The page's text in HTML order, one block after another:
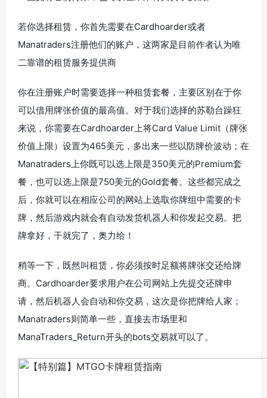
若你选择租赁，你首先需要在Cardhoarder或者
Manatraders注册他们的账户，这两家是目前作者认为唯
二靠谱的租赁服务提供商
你在注册账户时需要选择一种租赁套餐，主要区别在于你
可以借用牌张价值的最高值。对于我们选择的苏勒台躁狂
来说，你需要在Cardhoarder上将Card Value Limit（牌张
价值上限）设置为465美元，多出来一些以防牌价波动；在
Manatraders上你既可以选上限是350美元的Premium套
餐，也可以选上限是750美元的Gold套餐。这些都完成之
后，你就可以在相应公司的网站上选取你牌组中需要的卡
牌，然后游戏内就会有自动发货机器人和你发起交易。把
牌拿好，干就完了，奥力给！
稍等一下，既然叫租赁，你必须按时足额将牌张交还给牌
商。Cardhoarder要求用户在公司网站上先提交还牌申
请，然后机器人会自动和你交易，这次是你把牌给人家；
Manatraders则简单一些，直接去市场里和
ManaTraders_Return开头的bots交易就可以了。